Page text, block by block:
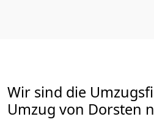
Wir sind die
Umzug von Dorsten